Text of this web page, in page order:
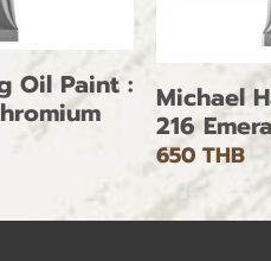
Oil Paint :
Michael
216
650 THB